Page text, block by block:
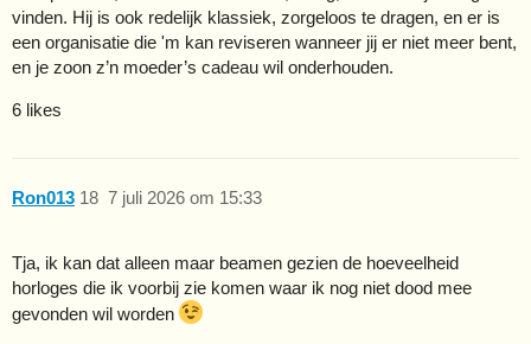
vinden. Hij is ook redelijk klassiek, zorgeloos te dragen, en er is
een organisatie die 'm kan reviseren wanneer jij er niet meer bent,
en je zoon z’n moeder’s cadeau wil onderhouden.
6 likes
Ron013 7 juli 2026 om 15:33
18
Tja, ik kan dat alleen maar beamen gezien de hoeveelheid
horloges die ik voorbij zie komen waar ik nog niet dood mee
gevonden wil worden